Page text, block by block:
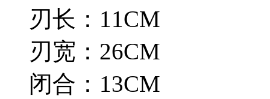
刃长：11CM
刃宽：26CM
闭合：13CM